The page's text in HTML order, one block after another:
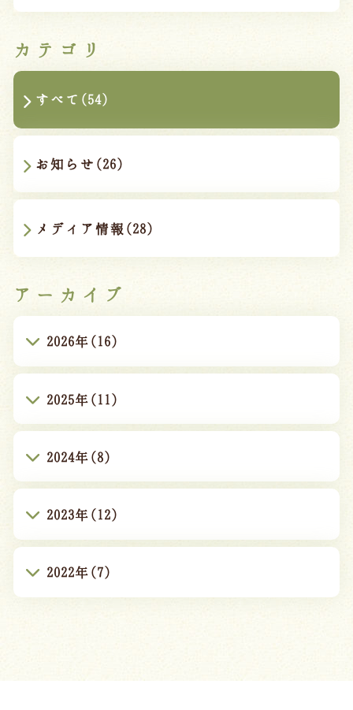
カテゴリ
すべて(54)
お知らせ(26)
メディア情報(28)
アーカイブ
2026年(16)
2025年(11)
2024年(8)
2023年(12)
2022年(7)